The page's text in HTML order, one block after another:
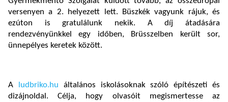
versenyen a 2. helyezett lett. Büszkék vagyunk rájuk, és
ezúton is gratulálunk nekik. A díj átadására
rendezvényünkkel egy időben, Brüsszelben került sor,
ünnepélyes keretek között.
A ludbriko.hu általános iskolásoknak szóló építészeti és
dizájnoldal. Célja, hogy olvasóit megismertesse az